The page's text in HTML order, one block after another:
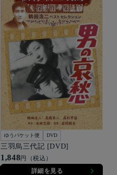
ゆうパケット便 DVD
三羽烏三代記 [DVD]
1,848円（税込）
詳細を見る